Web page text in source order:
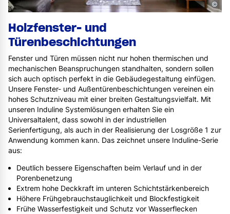
Holzfenster- und
Türenbeschichtungen
Fenster und Türen müssen nicht nur hohen thermischen und
mechanischen Beanspruchungen standhalten, sondern sollen
sich auch optisch perfekt in die Gebäudegestaltung einfügen.
Unsere Fenster- und Außentürenbeschichtungen vereinen ein
hohes Schutzniveau mit einer breiten Gestaltungsvielfalt. Mit
unseren Induline Systemlösungen erhalten Sie ein
Universaltalent, dass sowohl in der industriellen
Serienfertigung, als auch in der Realisierung der Losgröße 1 zur
Anwendung kommen kann. Das zeichnet unsere Induline-Serie
aus:
Deutlich bessere Eigenschaften beim Verlauf und in der
Porenbenetzung
Extrem hohe Deckkraft im unteren Schichtstärkenbereich
Höhere Frühgebrauchstauglichkeit und Blockfestigkeit
Frühe Wasserfestigkeit und Schutz vor Wasserflecken
©